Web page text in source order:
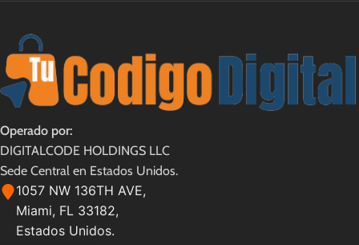
Formato
Codigo Digital
Lenguajes
Español,Portugués y Ingles
Plataforma Pc
Operado por:
DIGITALCODE HOLDINGS LLC
Sede Central en Estados Unidos.
1057 NW 136TH AVE,
Miami, FL 33182,
Estados Unidos.